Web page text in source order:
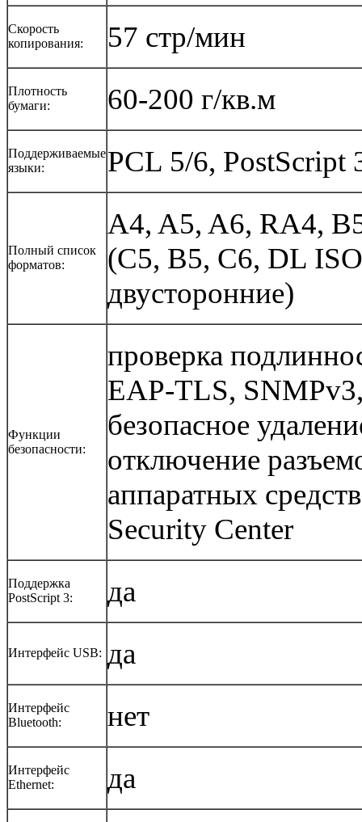
Скорость
копирования:
57 стр/мин
Плотность
бумаги:
60-200 г/кв.м
Поддерживаемые
языки:
PCL 5/6, PostScript
Полный список
форматов:
A4, A5, A6, RA4,
(C5, B5, C6, DL
двусторонние)
Функции
безопасности:
проверка
EAP-TLS,
безопасное
отключение
аппаратных
Security Center
Поддержка
PostScript 3:
да
Интерфейс USB: да
Интерфейс
Bluetooth:
нет
Интерфейс
Ethernet:
да